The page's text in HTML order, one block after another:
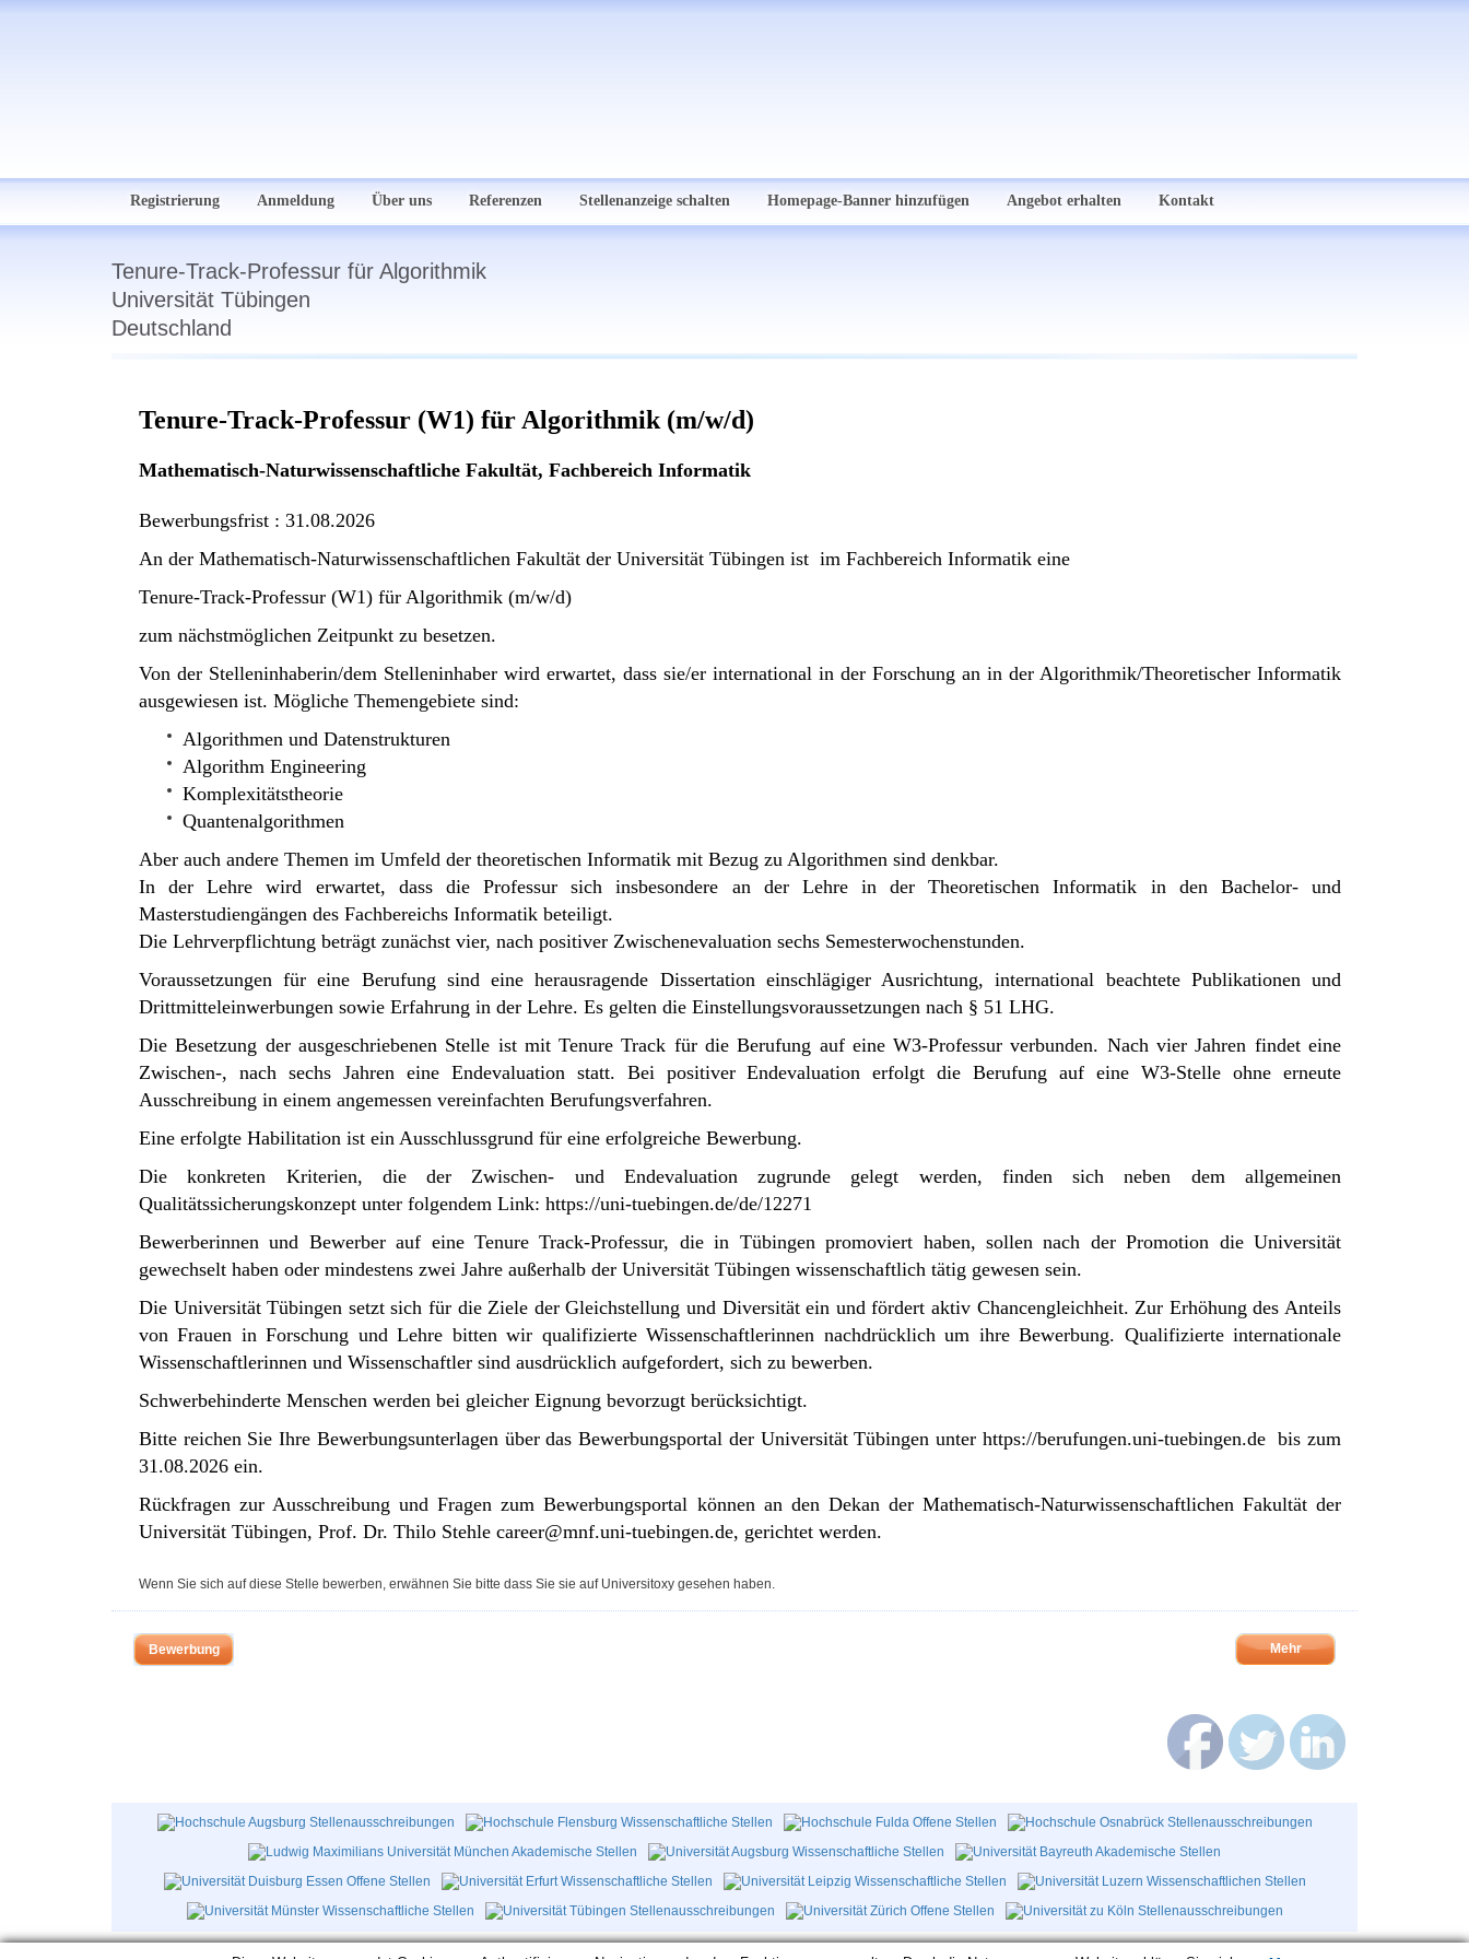
Registrierung Anmeldung Über uns Referenzen Stellenanzeige schalten Homepage-Banner hinzufügen Angebot erhalten Kontakt
Tenure-Track-Professur für Algorithmik
Universität Tübingen
Deutschland
Tenure-Track-Professur (W1) für Algorithmik (m/w/d)
Mathematisch-Naturwissenschaftliche Fakultät, Fachbereich Informatik
Bewerbungsfrist : 31.08.2026
An der Mathematisch-Naturwissenschaftlichen Fakultät der Universität Tübingen ist im Fachbereich Informatik eine
Tenure-Track-Professur (W1) für Algorithmik (m/w/d)
zum nächstmöglichen Zeitpunkt zu besetzen.
Von der Stelleninhaberin/dem Stelleninhaber wird erwartet, dass sie/er international in der Forschung an in der Algorithmik/Theoretischer Informatik
ausgewiesen ist. Mögliche Themengebiete sind:
Algorithmen und Datenstrukturen
Algorithm Engineering
Komplexitätstheorie
Quantenalgorithmen
Aber auch andere Themen im Umfeld der theoretischen Informatik mit Bezug zu Algorithmen sind denkbar.
In der Lehre wird erwartet, dass die Professur sich insbesondere an der Lehre in der Theoretischen Informatik in den Bachelor- und
Masterstudiengängen des Fachbereichs Informatik beteiligt.
Die Lehrverpflichtung beträgt zunächst vier, nach positiver Zwischenevaluation sechs Semesterwochenstunden.
Voraussetzungen für eine Berufung sind eine herausragende Dissertation einschlägiger Ausrichtung, international beachtete Publikationen und
Drittmitteleinwerbungen sowie Erfahrung in der Lehre. Es gelten die Einstellungsvoraussetzungen nach § 51 LHG.
Die Besetzung der ausgeschriebenen Stelle ist mit Tenure Track für die Berufung auf eine W3-Professur verbunden. Nach vier Jahren findet eine
Zwischen-, nach sechs Jahren eine Endevaluation statt. Bei positiver Endevaluation erfolgt die Berufung auf eine W3-Stelle ohne erneute
Ausschreibung in einem angemessen vereinfachten Berufungsverfahren.
Eine erfolgte Habilitation ist ein Ausschlussgrund für eine erfolgreiche Bewerbung.
Die konkreten Kriterien, die der Zwischen- und Endevaluation zugrunde gelegt werden, finden sich neben dem allgemeinen
Qualitätssicherungskonzept unter folgendem Link: https://uni-tuebingen.de/de/12271
Bewerberinnen und Bewerber auf eine Tenure Track-Professur, die in Tübingen promoviert haben, sollen nach der Promotion die Universität
gewechselt haben oder mindestens zwei Jahre außerhalb der Universität Tübingen wissenschaftlich tätig gewesen sein.
Die Universität Tübingen setzt sich für die Ziele der Gleichstellung und Diversität ein und fördert aktiv Chancengleichheit. Zur Erhöhung des Anteils
von Frauen in Forschung und Lehre bitten wir qualifizierte Wissenschaftlerinnen nachdrücklich um ihre Bewerbung. Qualifizierte internationale
Wissenschaftlerinnen und Wissenschaftler sind ausdrücklich aufgefordert, sich zu bewerben.
Schwerbehinderte Menschen werden bei gleicher Eignung bevorzugt berücksichtigt.
Bitte reichen Sie Ihre Bewerbungsunterlagen über das Bewerbungsportal der Universität Tübingen unter https://berufungen.uni-tuebingen.debis zum
31.08.2026 ein.
Rückfragen zur Ausschreibung und Fragen zum Bewerbungsportal können an den Dekan der Mathematisch-Naturwissenschaftlichen Fakultät der
Universität Tübingen, Prof. Dr. Thilo Stehle career@mnf.uni-tuebingen.de, gerichtet werden.
Wenn Sie sich auf diese Stelle bewerben, erwähnen Sie bitte dass Sie sie auf Universitoxy gesehen haben.
Bewerbung Mehr